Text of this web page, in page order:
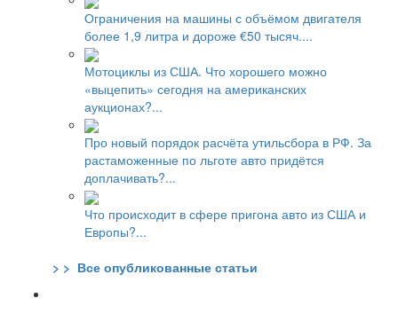
Ограничения на машины с объёмом двигателя
более 1,9 литра и дороже €50 тысяч....
Мотоциклы из США. Что хорошего можно
«выцепить» сегодня на американских
аукционах?...
Про новый порядок расчёта утильсбора в РФ. За
растаможенные по льготе авто придётся
доплачивать?...
Что происходит в сфере пригона авто из США и
Европы?...
> > Все опубликованные статьи